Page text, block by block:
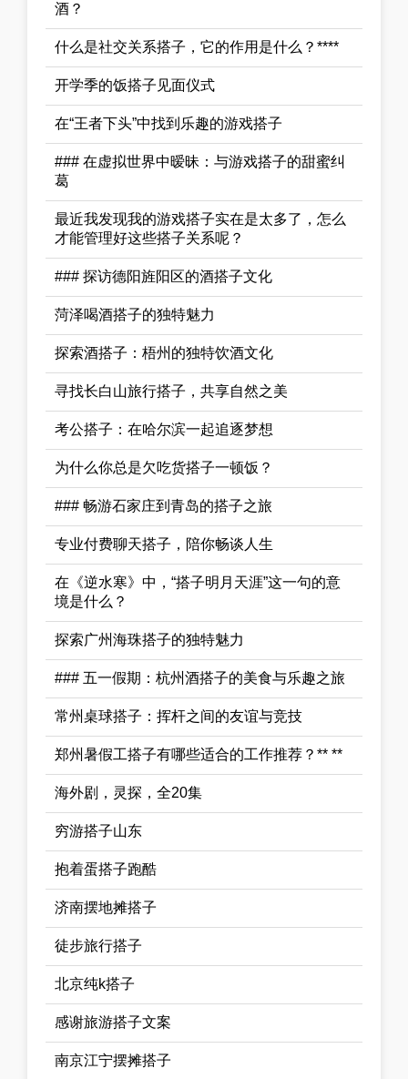
酒？
什么是社交关系搭子，它的作用是什么？****
开学季的饭搭子见面仪式
在“王者下头”中找到乐趣的游戏搭子
### 在虚拟世界中暧昧：与游戏搭子的甜蜜纠
葛
最近我发现我的游戏搭子实在是太多了，怎么
才能管理好这些搭子关系呢？
### 探访德阳旌阳区的酒搭子文化
菏泽喝酒搭子的独特魅力
探索酒搭子：梧州的独特饮酒文化
寻找长白山旅行搭子，共享自然之美
考公搭子：在哈尔滨一起追逐梦想
为什么你总是欠吃货搭子一顿饭？
### 畅游石家庄到青岛的搭子之旅
专业付费聊天搭子，陪你畅谈人生
在《逆水寒》中，“搭子明月天涯”这一句的意
境是什么？
探索广州海珠搭子的独特魅力
### 五一假期：杭州酒搭子的美食与乐趣之旅
常州桌球搭子：挥杆之间的友谊与竞技
郑州暑假工搭子有哪些适合的工作推荐？** **
海外剧，灵探，全20集
穷游搭子山东
抱着蛋搭子跑酷
济南摆地摊搭子
徒步旅行搭子
北京纯k搭子
感谢旅游搭子文案
南京江宁摆摊搭子